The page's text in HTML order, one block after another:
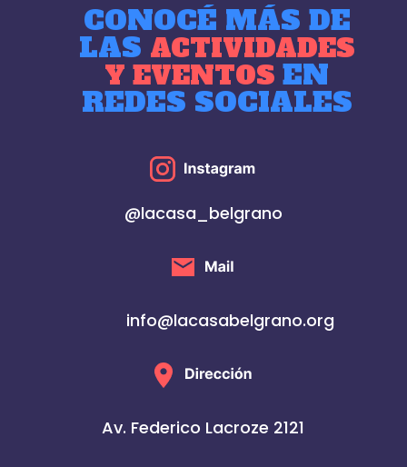
CONOCÉ MÁS DE
LAS ACTIVIDADES
Y EVENTOSEN
REDES SOCIALES
@lacasa_belgrano
info@lacasabelgrano.org
Av. Federico Lacroze 2121